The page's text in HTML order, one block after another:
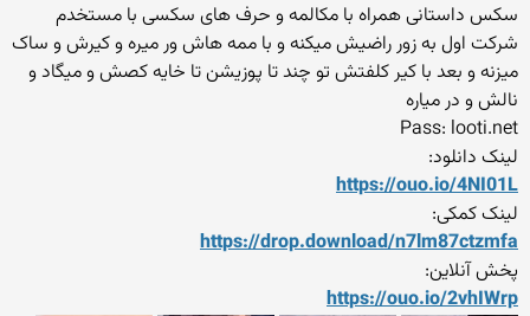
سکس داستانی همراه با مکالمه و حرف های سکسی با مستخدم
شرکت اول به زور راضیش میکنه و با ممه هاش ور میره و کیرش و ساک
میزنه و بعد با کیر کلفتش تو چند تا پوزیشن تا خایه کصش و میگاد و
نالش و در میاره
Pass: looti.net
لینک دانلود:
https://ouo.io/4NI01L
لینک کمکی:
https://drop.download/n7lm87ctzmfa
پخش آنلاین:
https://ouo.io/2vhIWrp